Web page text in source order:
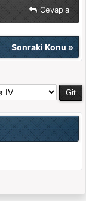
Cevapla
Sonraki Konu»